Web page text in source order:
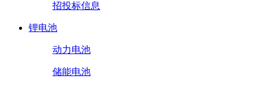
招投标信息
锂电池
动力电池
储能电池